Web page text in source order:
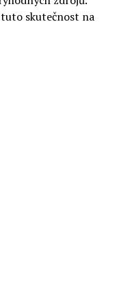
skutečnost na